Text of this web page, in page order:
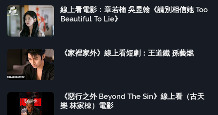
線上看電影：章若楠 吳昱翰《請別相信她 Too
Beautiful To Lie》
《家裡家外》線上看短劇：王道鐵 孫藝燃
《惡行之外 Beyond The Sin》線上看（古天
樂 林家棟）電影